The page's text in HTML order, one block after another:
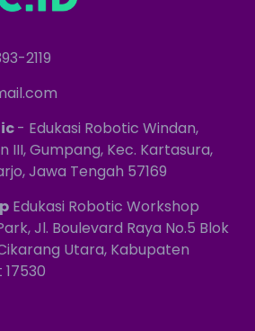
2119
- Edukasi Robotic Windan,
III, Gumpang, Kec. Kartasura,
Jawa Tengah 57169
Edukasi Robotic Workshop
Jl. Boulevard Raya No.5 Blok
Utara, Kabupaten